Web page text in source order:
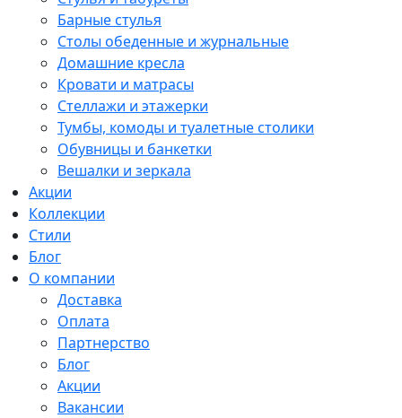
Барные стулья
Столы обеденные и журнальные
Домашние кресла
Кровати и матрасы
Стеллажи и этажерки
Тумбы, комоды и туалетные столики
Обувницы и банкетки
Вешалки и зеркала
Акции
Коллекции
Стили
Блог
О компании
Доставка
Оплата
Партнерство
Блог
Акции
Вакансии